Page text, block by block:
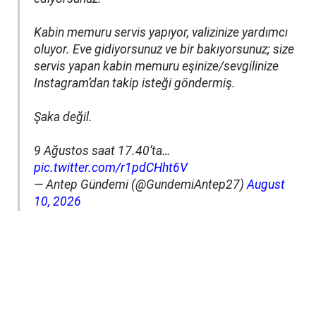
Kabin memuru servis yapıyor, valizinize yardımcı
oluyor. Eve gidiyorsunuz ve bir bakıyorsunuz; size
servis yapan kabin memuru eşinize/sevgilinize
Instagram’dan takip isteği göndermiş.
Şaka değil.
9 Ağustos saat 17.40’ta…
pic.twitter.com/r1pdCHht6V
— Antep Gündemi (@GundemiAntep27)August
10, 2026